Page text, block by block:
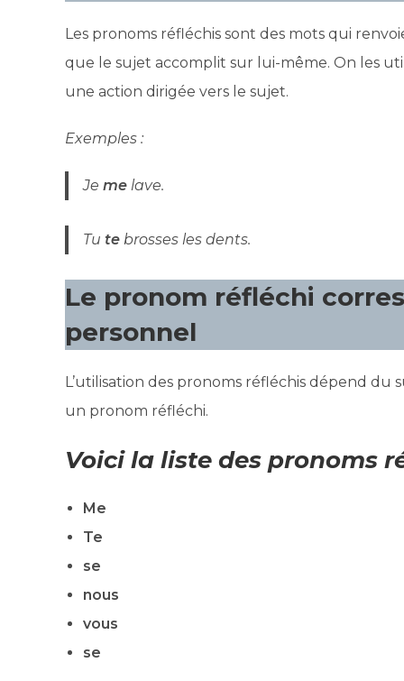
Les pronoms réfléchis sont des mots qui
que le sujet accomplit sur lui-même. On les
une action dirigée vers le sujet.
Exemples :
Je me lave.
Tu te brosses les dents.
Le pronom réfléchi
personnel
L’utilisation des pronoms réfléchis dépend du
un pronom réfléchi.
Voici la liste des pronoms
Me
Te
se
nous
vous
se